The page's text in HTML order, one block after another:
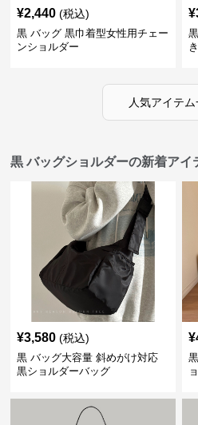
¥2,440 (税込)
黒 バッグ 黒巾着型女性用チェー
ンショルダー
¥
人気アイテ
黒 バッグショルダーの新着アイ
¥3,580 (税込)
黒 バッグ大容量 斜めがけ対応
黒ショルダーバッグ
¥